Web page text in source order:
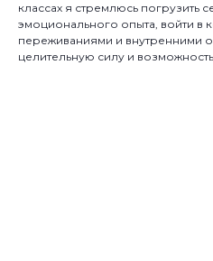
классах я стремлюсь погрузить
эмоционального опыта, войти в
переживаниями и внутренними
целительную силу и